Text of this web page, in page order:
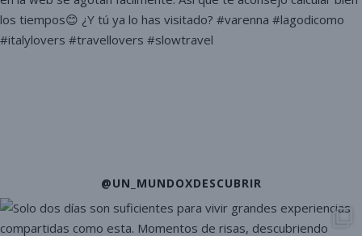
@UN_MUNDOXDESCUBRIR